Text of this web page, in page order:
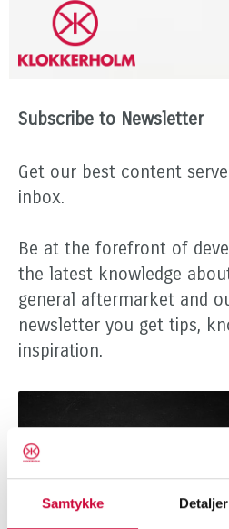
Samtykke Detaljer
Subscribe to Newsletter
Get our best content
inbox.
Be at the forefront of
the latest knowledge
general aftermarket and
newsletter you get tips,
inspiration.